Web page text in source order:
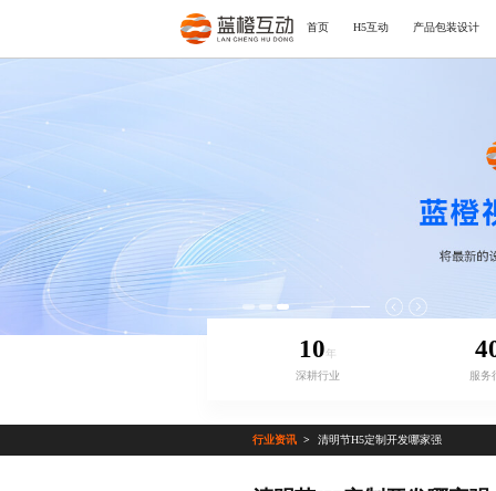
首页 H5互动 产品包装设计
10年
深耕行业
服务
行业资讯 清明节H5定制开发哪家强